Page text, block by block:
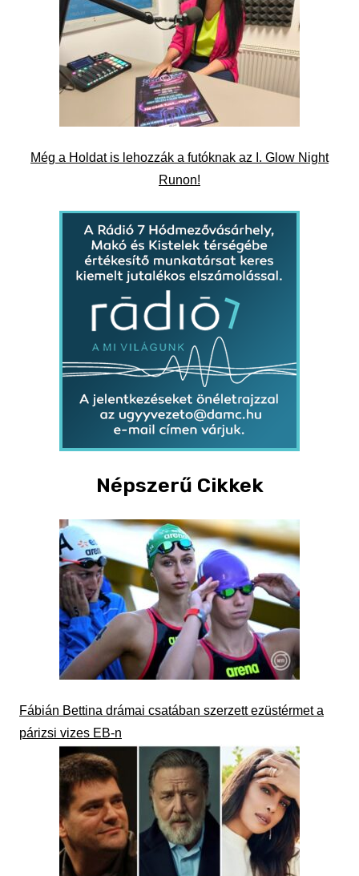
Még a Holdat is lehozzák a futóknak az I. Glow Night
Runon!
Népszerű Cikkek
Fábián Bettina drámai csatában szerzett ezüstérmet a
párizsi vizes EB-n